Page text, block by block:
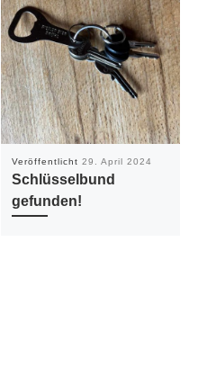
Veröffentlicht 29. April 2024
Schlüsselbund
gefunden!